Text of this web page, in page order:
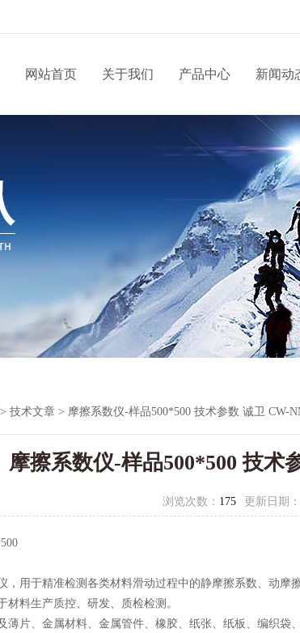
网站首页 关于我们 产品中心 新闻动
> 技术文章 > 摩擦系数仪-样品500*500 技术参数 诚卫 CW-
摩擦系数仪-样品500*500 技术
浏览次数： 175 更新日期：
，用于精准检测各类材料滑动过程中的静摩擦系数、动
材料生产质控、研发、质检检测。
薄片、金属材料、金属管件、橡胶、纸张、纸板、编织袋